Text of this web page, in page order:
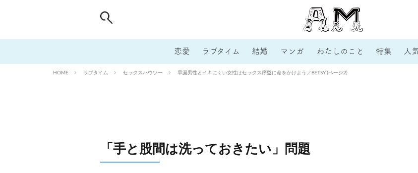
恋愛 ラブタイム 結婚 マンガ わたしのこと 特集 人
HOME ラブタイム セックスハウツー 早漏男性とイキにくい女性はセックス序盤に命をかけよう／BETSY (ページ2)
「手と股間は洗っておきたい」問題